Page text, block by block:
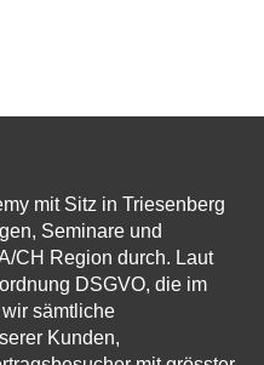
mit Sitz in Triesenberg
Seminare und
CH Region durch. Laut
DSGVO, die im
sämtliche
Kunden,